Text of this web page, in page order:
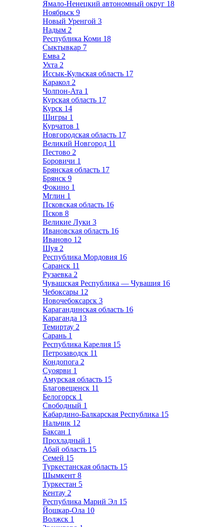
Ямало-Ненецкий автономный округ 18
Ноябрьск 9
Новый Уренгой 3
Надым 2
Республика Коми 18
Сыктывкар 7
Емва 2
Ухта 2
Иссык-Кульская область 17
Каракол 2
Чолпон-Ата 1
Курская область 17
Курск 14
Щигры 1
Курчатов 1
Новгородская область 17
Великий Новгород 11
Пестово 2
Боровичи 1
Брянская область 17
Брянск 9
Фокино 1
Мглин 1
Псковская область 16
Псков 8
Великие Луки 3
Ивановская область 16
Иваново 12
Шуя 2
Республика Мордовия 16
Саранск 11
Рузаевка 2
Чувашская Республика — Чувашия 16
Чебоксары 12
Новочебоксарск 3
Карагандинская область 16
Караганда 13
Темиртау 2
Сарань 1
Республика Карелия 15
Петрозаводск 11
Кондопога 2
Суоярви 1
Амурская область 15
Благовещенск 11
Белогорск 1
Свободный 1
Кабардино-Балкарская Республика 15
Нальчик 12
Баксан 1
Прохладный 1
Абай область 15
Семей 15
Туркестанская область 15
Шымкент 8
Туркестан 5
Кентау 2
Республика Марий Эл 15
Йошкар-Ола 10
Волжск 1